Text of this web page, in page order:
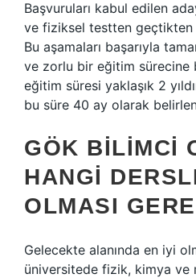
Başvuruları kabul edilen
ve fiziksel testten geçtikten
Bu aşamaları başarıyla
ve zorlu bir eğitim sürecine
eğitim süresi yaklaşık 2
bu süre 40 ay olarak
GÖK BILIMCI
HANGI
OLMASI
Gelecekte alanında en iyi
üniversitede fizik, kimya ve